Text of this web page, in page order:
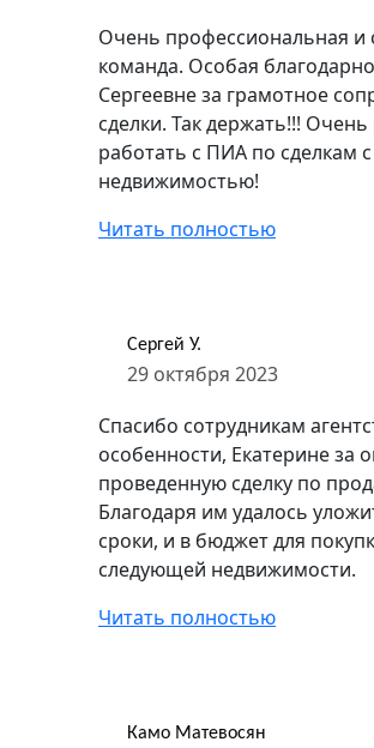
Очень профессиональная и
команда. Особая
Сергеевне за грамотное
сделки. Так держать!!!
работать с ПИА по сделкам с
недвижимостью!
Читать полностью
Сергей У.
29 октября 2023
Спасибо сотрудникам
особенности, Екатерине за
проведенную сделку по
Благодаря им удалось
сроки, и в бюджет для
следующей недвижимости.
Читать полностью
Кaмо Матевосян